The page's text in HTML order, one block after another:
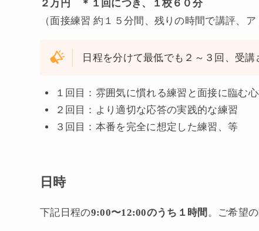
２万円 ＊１回につき、１校６０分
（面接練習 約１５分間、残りの時間で講評、
日程を分けて最低でも２～３回、受講
１回目：雰囲気に慣れる練習と面接に臨む
２回目：より適切な応答の実践的な練習
３回目：本番を完全に想定した練習、等
日時
下記日程の9:00〜12:00のうち１時間 。ご希望